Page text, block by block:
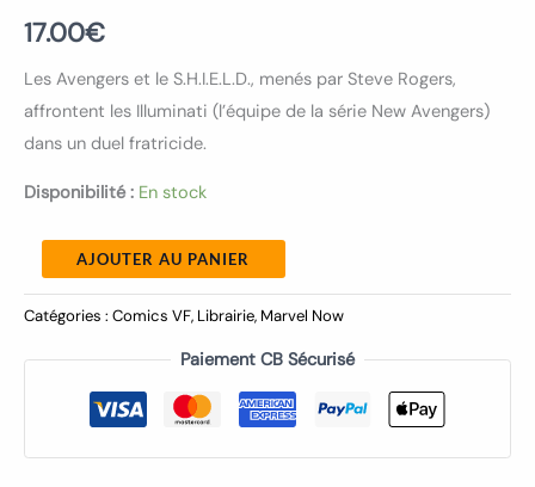
17.00€
Les Avengers et le S.H.I.E.L.D., menés par Steve Rogers,
affrontent les Illuminati (l’équipe de la série New Avengers)
dans un duel fratricide.
Disponibilité : En stock
AJOUTER AU PANIER
Catégories : Comics VF, Librairie, Marvel Now
Paiement CB Sécurisé